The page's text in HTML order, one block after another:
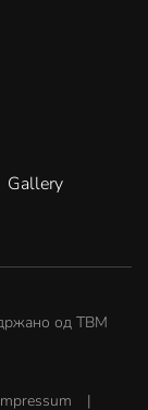
Gallery
од ТВМ
|